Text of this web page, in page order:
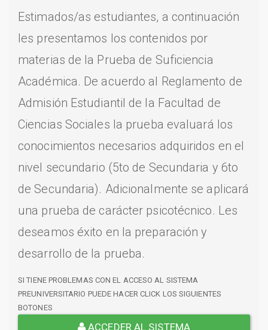
Estimados/as estudiantes, a continuación
les presentamos los contenidos por
materias de la Prueba de Suficiencia
Académica. De acuerdo al Reglamento de
Admisión Estudiantil de la Facultad de
Ciencias Sociales la prueba evaluará los
conocimientos necesarios adquiridos en el
nivel secundario (5to de Secundaria y 6to
de Secundaria). Adicionalmente se aplicará
una prueba de carácter psicotécnico. Les
deseamos éxito en la preparación y
desarrollo de la prueba.
SI TIENE PROBLEMAS CON EL ACCESO AL SISTEMA
PREUNIVERSITARIO PUEDE HACER CLICK LOS SIGUIENTES
BOTONES
ACCEDER AL SISTEMA